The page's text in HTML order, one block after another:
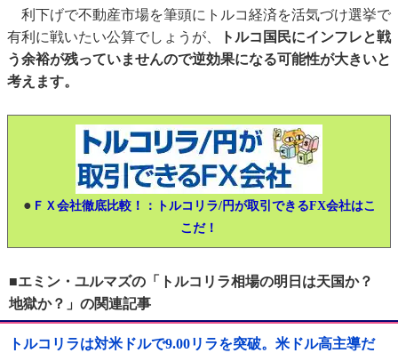
利下げで不動産市場を筆頭にトルコ経済を活気づけ選挙で
有利に戦いたい公算でしょうが、
トルコ国民にインフレと戦
う余裕が残っていませんので逆効果になる可能性が大きいと
考えます。
● ＦＸ会社徹底比較！：トルコリラ/円が取引できるFX会社はこ
こだ！
■エミン・ユルマズの「トルコリラ相場の明日は天国か？
地獄か？」の関連記事
トルコリラは対米ドルで9.00リラを突破。米ドル高主導だ